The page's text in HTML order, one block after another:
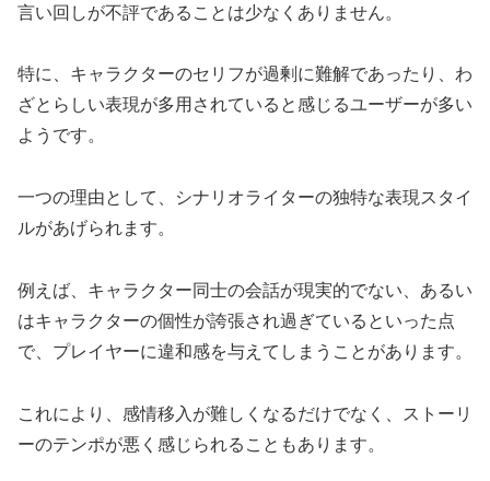
言い回しが不評であることは少なくありません。
特に、キャラクターのセリフが過剰に難解であったり、わ
ざとらしい表現が多用されていると感じるユーザーが多い
ようです。
一つの理由として、シナリオライターの独特な表現スタイ
ルがあげられます。
例えば、キャラクター同士の会話が現実的でない、あるい
はキャラクターの個性が誇張され過ぎているといった点
で、プレイヤーに違和感を与えてしまうことがあります。
これにより、感情移入が難しくなるだけでなく、ストーリ
ーのテンポが悪く感じられることもあります。